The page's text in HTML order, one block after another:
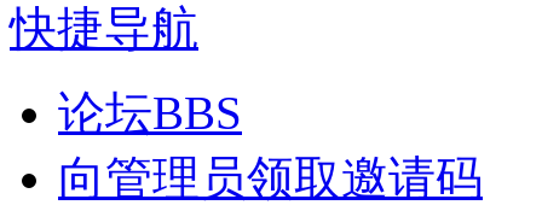
快捷导航
论坛BBS
向管理员领取邀请码